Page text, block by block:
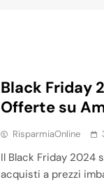
Black Friday
Offerte su
RisparmiaOnline
Il Black Friday 2024
acquisti a prezzi